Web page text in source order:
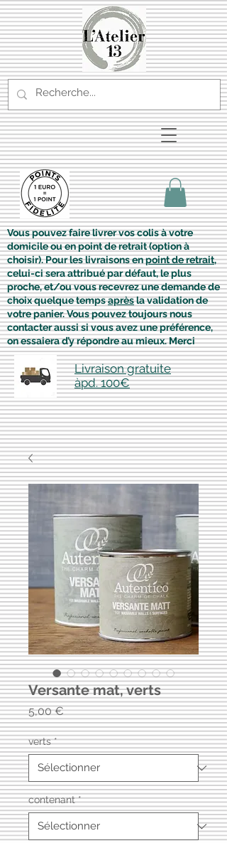
Vous pouvez faire livrer vos colis à votre
domicile ou en point de retrait (option à
choisir). Pour les livraisons enpoint de retrait,
celui-ci sera attribué par défaut, le plus
proche, et/ou vous recevrez une demande de
choix quelque tempsaprèsla validation de
votre panier. Vous pouvez toujours nous
contacter aussi si vous avez une préférence,
on essaiera d’y répondre au mieux. Merci
Livraison gratuite
àpd. 100€
Versante mat, verts
5,00 €Prix
verts *
contenant *